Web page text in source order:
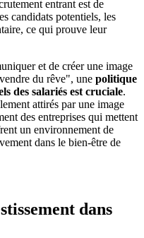
entrant est de
candidats potentiels, les
ce qui prouve leur
et de créer une image
du rêve", une politique
des salariés est cruciale.
attirés par une image
des entreprises qui mettent
un environnement de
dans le bien-être de
dans